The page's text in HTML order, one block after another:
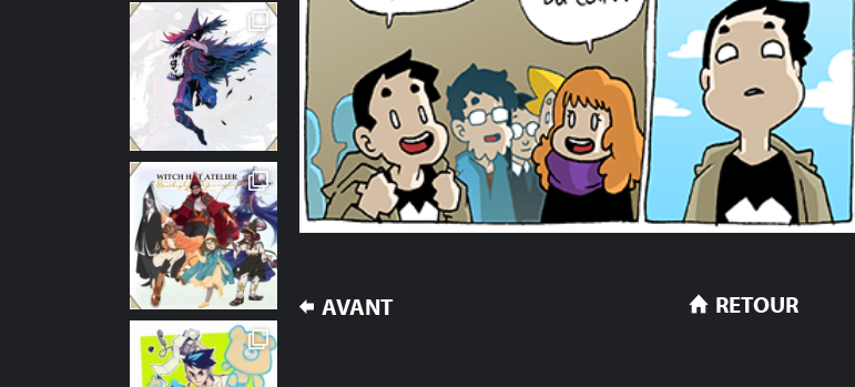
NAVIGATION
AVANT RETOUR